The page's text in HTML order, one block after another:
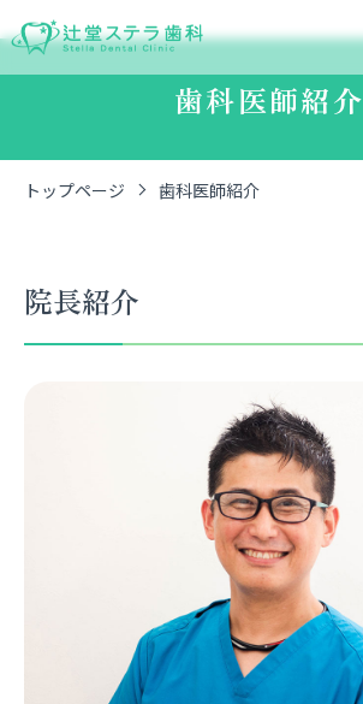
歯科医師紹介
トップページ 歯科医師紹介
院長紹介